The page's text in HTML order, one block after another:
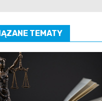
TEMATY